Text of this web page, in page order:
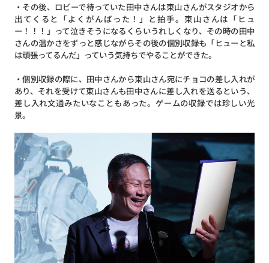
・その後、ロビーで待っていた田中さんは東山さんがスタジオから
出てくると「よくがんばった！」と拍手。東山さんは「ヒュ
ー！！！」って泣きそうになるくらいうれしくなり、その時の田中
さんの温かさをずっと感じながらその後の個別収録も「ヒューと私
は頑張ってるんだ」っていう気持ちでやることができた。
・個別収録の際に、田中さんから東山さん宛にチョコの差し入れが
あり、それを受けて東山さんも田中さんに差し入れを送るという、
差し入れ文通みたいなこともあった。ゲームの収録では珍しい光
景。